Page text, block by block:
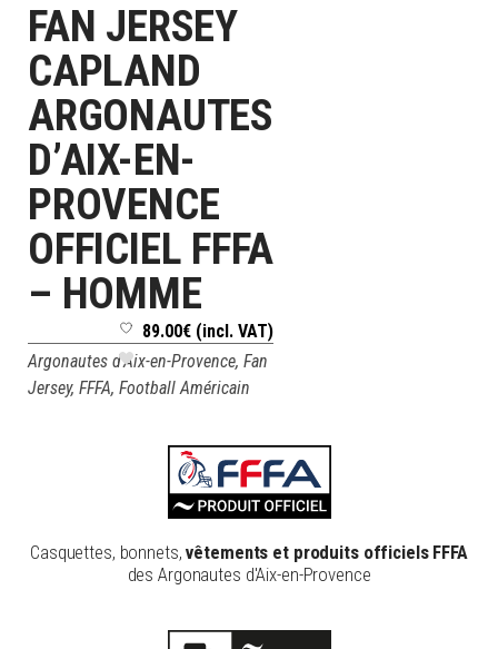
CHOIX DES OPTIONS
FAN JERSEY
CAPLAND
ARGONAUTES
D’AIX-EN-
PROVENCE
OFFICIEL FFFA
– HOMME
89.00€ (incl. VAT)
Argonautes d'Aix-en-Provence, Fan
Jersey, FFFA, Football Américain
Casquettes, bonnets,vêtements et produits officiels FFFA
des Argonautes d'Aix-en-Provence